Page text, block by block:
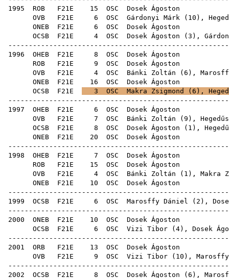
1995 ROB F21E 15 OSC
OVB F21E 6 OSC Gárdonyi Márk ( 10 ),
ONEB F21E 6 OSC
OCSB F21E 4 OSC Dosek Ágoston ( 3 ),
1996 OHEB F21E 8 OSC
ROB F21E 9 OSC
OVB F21E 4 OSC Bánki Zoltán ( 6 ),
ONEB F21E 16 OSC
OCSB F21E 3 OSC Makra Zsigmond ( 6 ),
1997 OHEB F21E 6 OSC
OVB F21E 7 OSC Bánki Zoltán ( 9 ),
OCSB F21E 8 OSC Dosek Ágoston ( 1 ),
ONEB F21E 20 OSC
1998 OHEB F21E 7 OSC
ROB F21E 15 OSC
OVB F21E 4 OSC Bánki Zoltán ( 1 ), Makra
ONEB F21E 10 OSC
1999 OCSB F21E 6 OSC Marosffy Dániel ( 2 ),
2000 ONEB F21E 10 OSC
OCSB F21E 6 OSC Vizi Tibor ( 4), Dosek
2001 ORB F21E 13 OSC
OVB F21E 9 OSC Vizi Tibor ( 10 ),
2002 OCSB F21E 8 OSC Dosek Ágoston ( 6 ),